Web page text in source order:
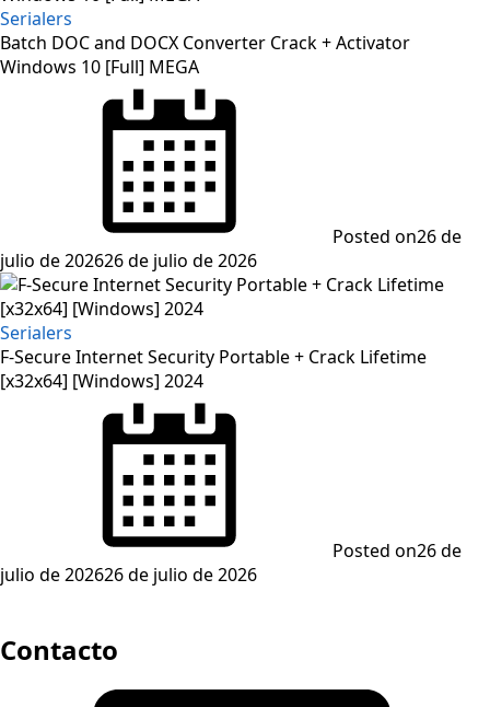
Serialers
Batch DOC and DOCX Converter Crack + Activator
Windows 10 [Full] MEGA
Posted on26 de
julio de 202626 de julio de 2026
Serialers
F-Secure Internet Security Portable + Crack Lifetime
[x32x64] [Windows] 2024
Posted on26 de
julio de 202626 de julio de 2026
Contacto